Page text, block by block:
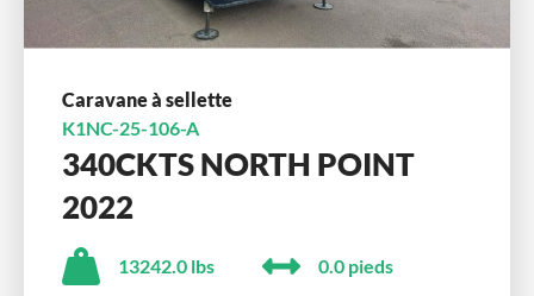
Caravane à sellette
K1NC-25-106-A
340CKTS NORTH POINT
2022
13242.0 lbs 0.0 pieds